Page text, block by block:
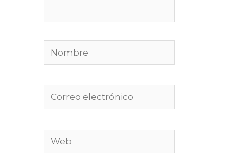
Nombre
Correo
electrónico
Web